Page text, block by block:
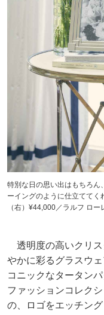
特別な日の思い出はもちろん
ーイングのように仕立ててく
（右）¥44,000／ラルフ ロー
透明度の高いクリス
やかに彩るグラスウ
コニックなタータン
ファッションコレク
の、ロゴをエッチン